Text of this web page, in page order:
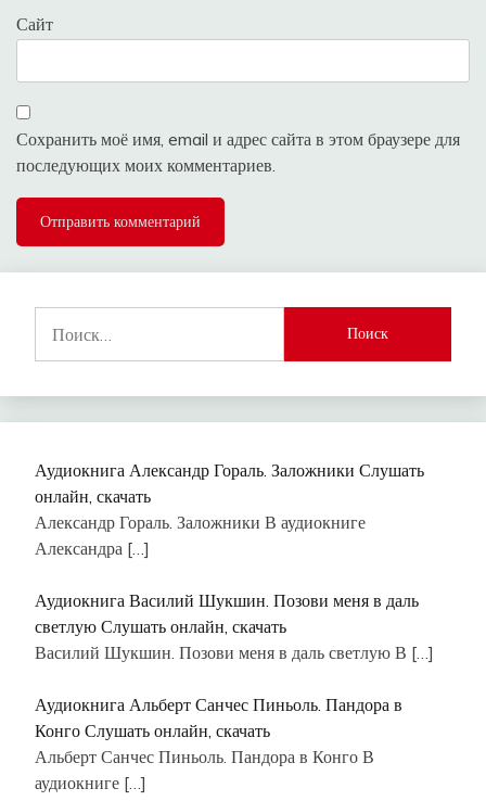
Сайт
Сохранить моё имя, email и адрес сайта в этом браузере для
последующих моих комментариев.
Аудиокнига Александр Гораль. Заложники Слушать
онлайн, скачать
Александр Гораль. Заложники В аудиокниге
Александра […]
Аудиокнига Василий Шукшин. Позови меня в даль
светлую Слушать онлайн, скачать
Василий Шукшин. Позови меня в даль светлую В […]
Аудиокнига Альберт Санчес Пиньоль. Пандора в
Конго Слушать онлайн, скачать
Альберт Санчес Пиньоль. Пандора в Конго В
аудиокниге […]